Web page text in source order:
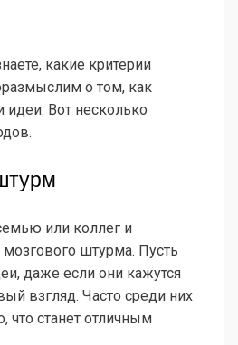
какие критерии
о том, как
идеи. Вот несколько
или коллег и
штурма. Пусть
даже если они кажутся
взгляд. Часто среди них
что станет отличным